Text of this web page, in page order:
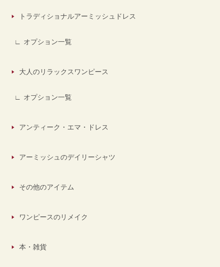
トラディショナルアーミッシュドレス
オプション一覧
大人のリラックスワンピース
オプション一覧
アンティーク・エマ・ドレス
アーミッシュのデイリーシャツ
その他のアイテム
ワンピースのリメイク
本・雑貨